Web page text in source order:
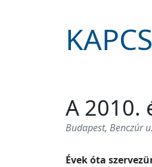
A 2010.
Budapest, Benczúr
Évek óta